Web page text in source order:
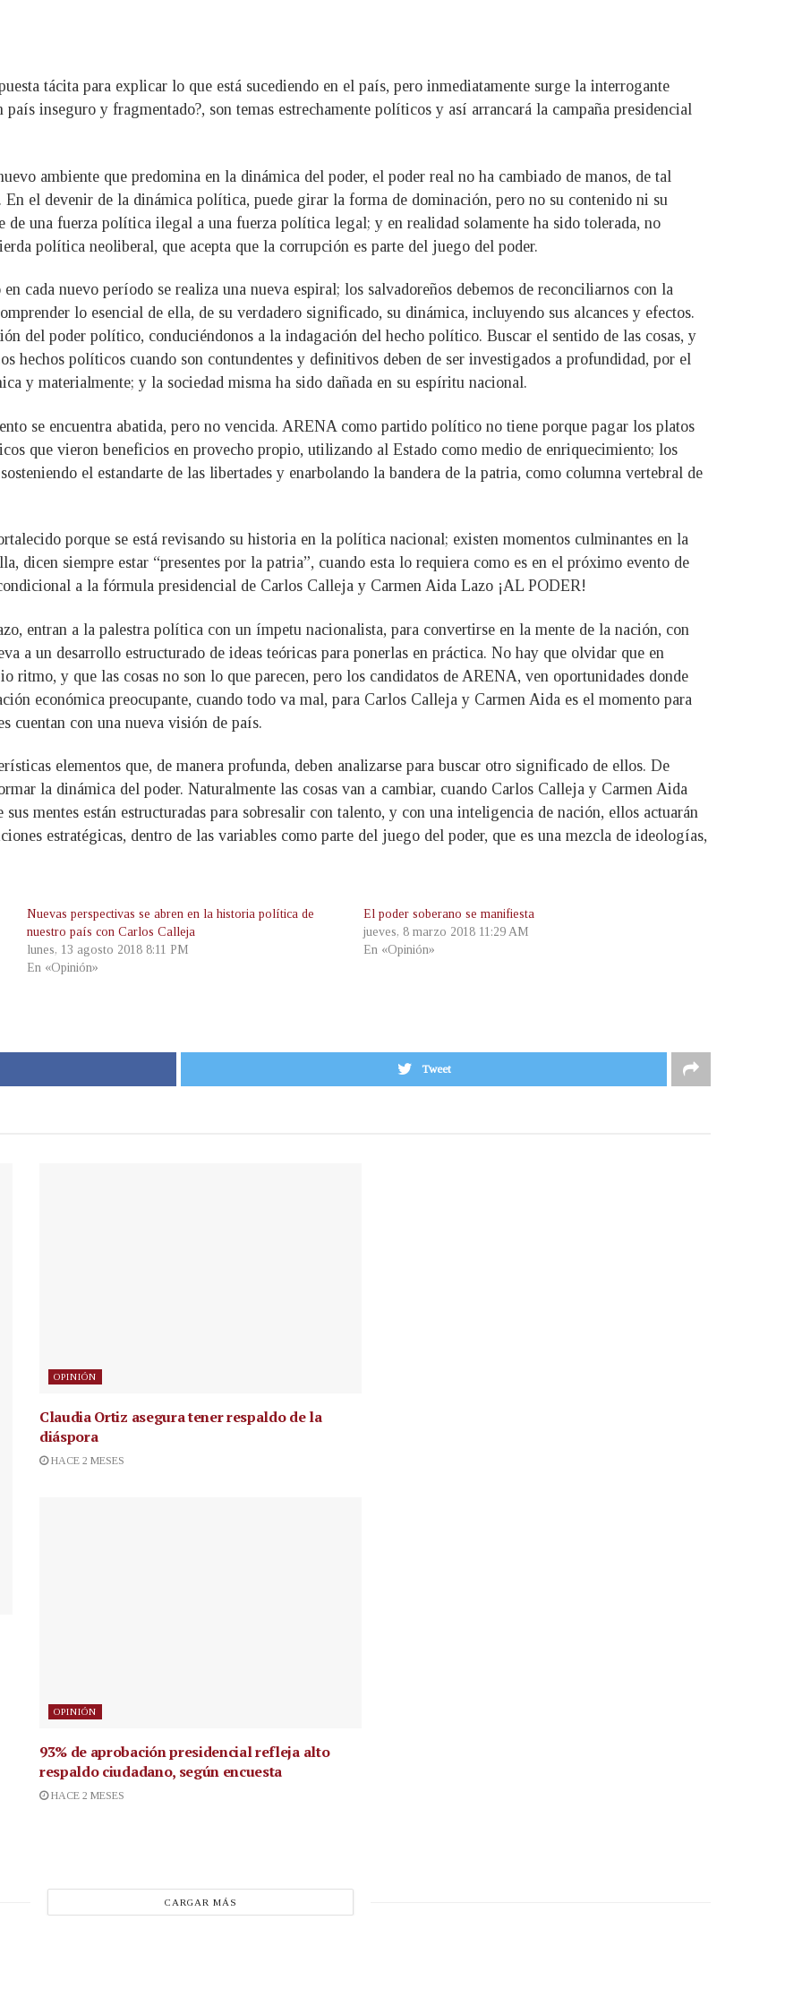
tácita para explicar lo que está sucediendo en el país, pero inmediatamente surge la interrogante
inseguro y fragmentado?, son temas estrechamente políticos y así arrancará la campaña presidencial
ambiente que predomina en la dinámica del poder, el poder real no ha cambiado de manos, de tal
el devenir de la dinámica política, puede girar la forma de dominación, pero no su contenido ni su
una fuerza política ilegal a una fuerza política legal; y en realidad solamente ha sido tolerada, no
política neoliberal, que acepta que la corrupción es parte del juego del poder.
cada nuevo período se realiza una nueva espiral; los salvadoreños debemos de reconciliarnos con la
lo esencial de ella, de su verdadero significado, su dinámica, incluyendo sus alcances y efectos.
del poder político, conduciéndonos a la indagación del hecho político. Buscar el sentido de las cosas, y
hechos políticos cuando son contundentes y definitivos deben de ser investigados a profundidad, por el
y materialmente; y la sociedad misma ha sido dañada en su espíritu nacional.
se encuentra abatida, pero no vencida. ARENA como partido político no tiene porque pagar los platos
que vieron beneficios en provecho propio, utilizando al Estado como medio de enriquecimiento; los
el estandarte de las libertades y enarbolando la bandera de la patria, como columna vertebral de
porque se está revisando su historia en la política nacional; existen momentos culminantes en la
dicen siempre estar “presentes por la patria”, cuando esta lo requiera como es en el próximo evento de
a la fórmula presidencial de Carlos Calleja y Carmen Aida Lazo ¡AL PODER!
entran a la palestra política con un ímpetu nacionalista, para convertirse en la mente de la nación, con
a un desarrollo estructurado de ideas teóricas para ponerlas en práctica. No hay que olvidar que en
ritmo, y que las cosas no son lo que parecen, pero los candidatos de ARENA, ven oportunidades donde
económica preocupante, cuando todo va mal, para Carlos Calleja y Carmen Aida es el momento para
cuentan con una nueva visión de país.
elementos que, de manera profunda, deben analizarse para buscar otro significado de ellos. De
la dinámica del poder. Naturalmente las cosas van a cambiar, cuando Carlos Calleja y Carmen Aida
mentes están estructuradas para sobresalir con talento, y con una inteligencia de nación, ellos actuarán
estratégicas, dentro de las variables como parte del juego del poder, que es una mezcla de ideologías,
Nuevas perspectivas se abren en la historia política de
nuestro país con Carlos Calleja
lunes, 13 agosto 2018 8:11 PM
En «Opinión»
El poder soberano se manifiesta
jueves, 8 marzo 2018 11:29 AM
En «Opinión»
Tweet
OPINIÓN
Claudia Ortiz asegura tener respaldo de la
diáspora
HACE 2 MESES
OPINIÓN
93% de aprobación presidencial refleja alto
respaldo ciudadano, según encuesta
HACE 2 MESES
CARGAR MÁS